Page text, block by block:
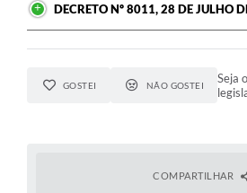
DECRETO Nº 8011, 28 DE JULHO
GOSTEI NÃO GOSTEI
Seja
COMPARTILHAR